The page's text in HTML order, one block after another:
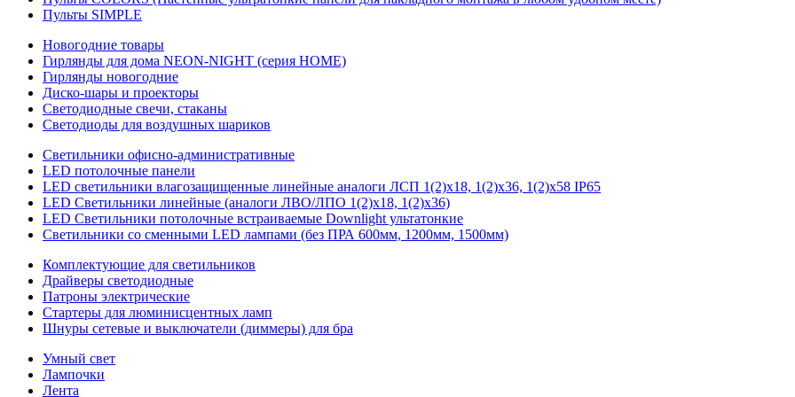
Пульты SIMPLE
Новогодние товары
Гирлянды для дома NEON-NIGHT (серия HOME)
Гирлянды новогодние
Диско-шары и проекторы
Светодиодные свечи, стаканы
Светодиоды для воздушных шариков
Светильники офисно-административные
LED потолочные панели
LED светильники влагозащищенные линейные аналоги ЛСП 1(2)х18, 1(2)х36, 1(2)х58 IP65
LED Светильники линейные (аналоги ЛВО/ЛПО 1(2)х18, 1(2)х36)
LED Светильники потолочные встраиваемые Downlight ультатонкие
Светильники со сменными LED лампами (без ПРА 600мм, 1200мм, 1500мм)
Комплектующие для светильников
Драйверы светодиодные
Патроны электрические
Стартеры для люминисцентных ламп
Шнуры сетевые и выключатели (диммеры) для бра
Умный свет
Лампочки
Лента